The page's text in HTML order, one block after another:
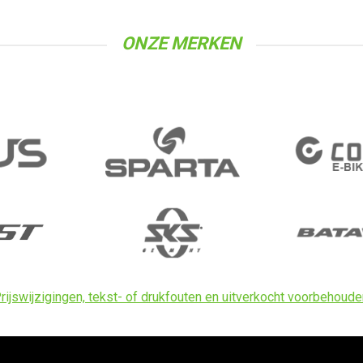
ONZE MERKEN
tekst- of drukfouten en uitverkocht